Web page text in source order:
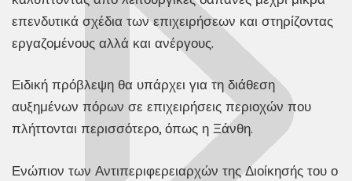
επενδυτικά σχέδια των επιχειρήσεων και στηρίζοντας
εργαζομένους αλλά και ανέργους.
Ειδική πρόβλεψη θα υπάρχει για τη διάθεση
αυξημένων πόρων σε επιχειρήσεις περιοχών που
πλήττονται περισσότερο, όπως η Ξάνθη.
Ενώπιον των Αντιπεριφερειαρχών της Διοίκησής του ο